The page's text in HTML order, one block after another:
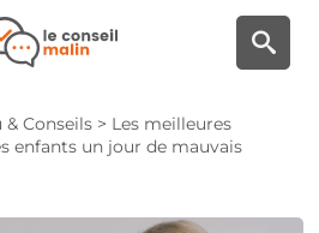
& Conseils > Les meilleures
enfants un jour de mauvais